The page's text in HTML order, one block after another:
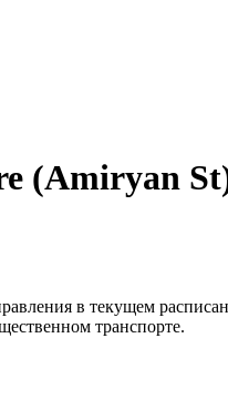
(Amiryan
в текущем
транспорте.